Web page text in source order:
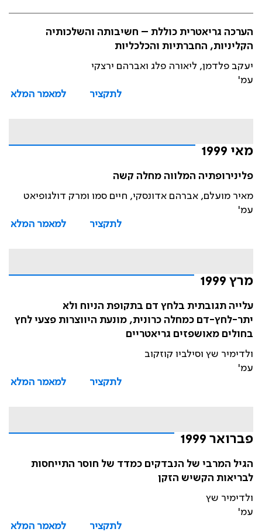
הערכה גריאטרית כוללת – חשיבותה והשלכותיה
הקליניות, החברתיות והכלכליות
יעקב פלדמן, ליאורה פלג ואברהם ירצקי
עמ'
לתקציר
למאמר המלא
מאי 1999
פלינירופתיה המלווה מחלה קשה
מאיר מועלם, אברהם אדונסקי, חיים סמו ומרק דולגופיאט
עמ'
לתקציר
למאמר המלא
מרץ 1999
עלייה תגובתית בלחץ דם בתקופת הניוח ולא
יתר-לחץ-דם כמחלה כרונית, מונעת היווצרות פצעי לחץ
בחולים מאושפזים גריאטריים
ולדימיר שץ וסילביו קוזקוב
עמ'
לתקציר
למאמר המלא
פברואר 1999
הגיל המרבי של הנבדקים כמדד של חוסר התייחסות
לבריאות הקשיש הזקן
ולדימיר שץ
עמ'
לתקציר
למאמר המלא